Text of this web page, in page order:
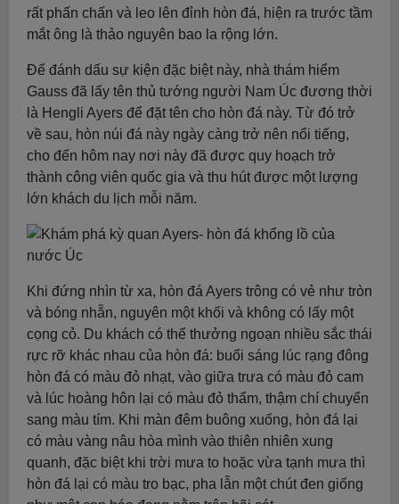
rất phấn chấn và leo lên đỉnh hòn đá, hiện ra trước tầm
mắt ông là thảo nguyên bao la rộng lớn.
Để đánh dấu sự kiện đặc biệt này, nhà thám hiểm
Gauss đã lấy tên thủ tướng người Nam Úc đương thời
là Hengli Ayers để đặt tên cho hòn đá này. Từ đó trở
về sau, hòn núi đá này ngày càng trở nên nổi tiếng,
cho đến hôm nay nơi này đã được quy hoạch trở
thành công viên quốc gia và thu hút được một lượng
lớn khách du lịch mỗi năm.
Khi đứng nhìn từ xa, hòn đá Ayers trông có vẻ như tròn
và bóng nhẵn, nguyên một khối và không có lấy một
cọng cỏ. Du khách có thể thưởng ngoạn nhiều sắc thái
rực rỡ khác nhau của hòn đá: buổi sáng lúc rạng đông
hòn đá có màu đỏ nhạt, vào giữa trưa có màu đỏ cam
và lúc hoàng hôn lại có màu đỏ thẩm, thậm chí chuyển
sang màu tím. Khi màn đêm buông xuống, hòn đá lại
có màu vàng nâu hòa mình vào thiên nhiên xung
quanh, đặc biệt khi trời mưa to hoặc vừa tạnh mưa thì
hòn đá lại có màu tro bạc, pha lẫn một chút đen giống